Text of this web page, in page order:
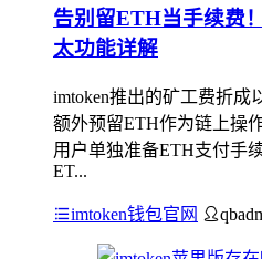
告别留ETH当手续费
太功能详解
imtoken推出的矿工费折成
额外预留ETH作为链上操
用户单独准备ETH支付手
ET...
imtoken钱包官网